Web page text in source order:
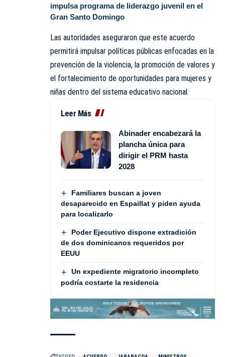
impulsa programa de liderazgo juvenil en el
Gran Santo Domingo
Las autoridades aseguraron que este acuerdo
permitirá impulsar políticas públicas enfocadas en la
prevención de la violencia, la promoción de valores y
el fortalecimiento de oportunidades para mujeres y
niñas dentro del sistema educativo nacional.
Leer Más
Abinader encabezará la
plancha única para
dirigir el PRM hasta
2028
Familiares buscan a joven
desaparecido en Espaillat y piden ayuda
para localizarlo
Poder Ejecutivo dispone extradición
de dos dominicanos requeridos por
EEUU
Un expediente migratorio incompleto
podría costarte la residencia